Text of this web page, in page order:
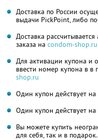
Доставка по России
выдачи PickPoint, либо
Доставка
заказа на condom-shop.ru
Для активации купона и
ввести номер купона в в
shop.ru
Один купон действует
Один купон действует
Вы можете купить
для себя, так и в подарок.